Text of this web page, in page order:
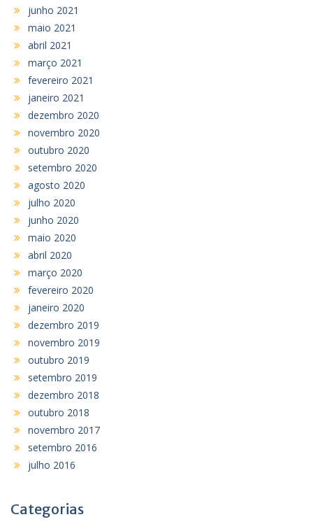
junho 2021
maio 2021
abril 2021
março 2021
fevereiro 2021
janeiro 2021
dezembro 2020
novembro 2020
outubro 2020
setembro 2020
agosto 2020
julho 2020
junho 2020
maio 2020
abril 2020
março 2020
fevereiro 2020
janeiro 2020
dezembro 2019
novembro 2019
outubro 2019
setembro 2019
dezembro 2018
outubro 2018
novembro 2017
setembro 2016
julho 2016
Categorias